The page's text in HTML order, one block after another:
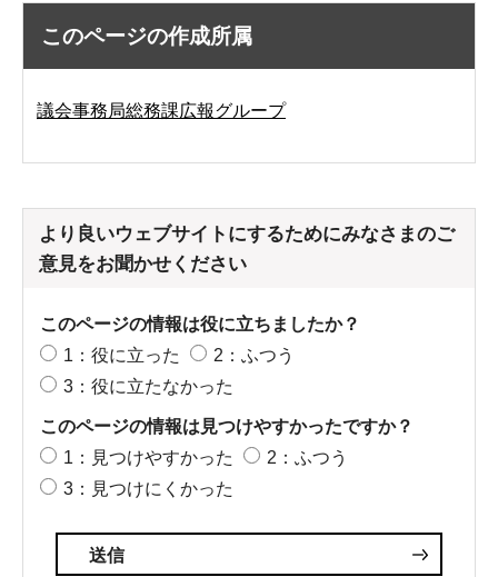
このページの作成所属
議会事務局総務課広報グループ
より良いウェブサイトにするためにみなさまのご
意見をお聞かせください
このページの情報は役に立ちましたか？
1：役に立った
2：ふつう
3：役に立たなかった
このページの情報は見つけやすかったですか？
1：見つけやすかった
2：ふつう
3：見つけにくかった